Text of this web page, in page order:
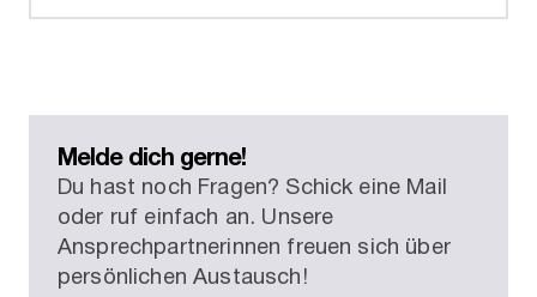
Melde dich gerne!
Du hast noch Fragen? Schick eine Mail
oder ruf einfach an. Unsere
Ansprechpartnerinnen freuen sich über
persönlichen Austausch!